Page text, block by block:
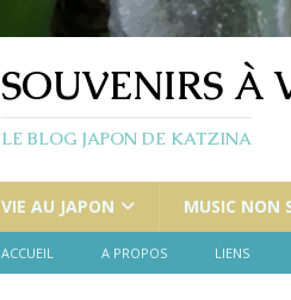
SOUVENIRS À
LE BLOG JAPON DE KATZINA
VIE AU JAPON MUSIC NON
ACCUEIL A PROPOS LIENS